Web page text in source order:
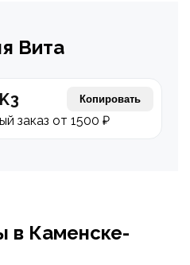
Вита
Копировать
заказ от 1500 ₽
в Каменске-